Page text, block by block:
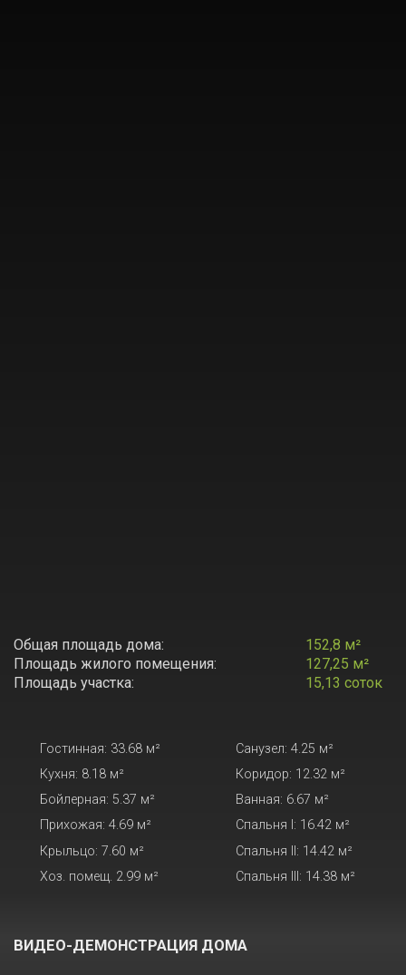
Общая площадь дома:
152,8 м²
Площадь жилого помещения:
127,25 м²
Площадь участка:
15,13 соток
Гостинная: 33.68 м²
Кухня: 8.18 м²
Бойлерная: 5.37 м²
Прихожая: 4.69 м²
Крыльцо: 7.60 м²
Хоз. помещ. 2.99 м²
Санузел: 4.25 м²
Коридор: 12.32 м²
Ванная: 6.67 м²
Спальня I: 16.42 м²
Спальня II: 14.42 м²
Спальня III: 14.38 м²
ВИДЕО-ДЕМОНСТРАЦИЯ ДОМА